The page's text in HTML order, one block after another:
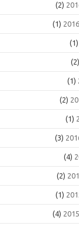
(2)
(1)
(1)
(2)
(1)
(2)
(1)
(3)
(4)
(2)
(1)
(4)